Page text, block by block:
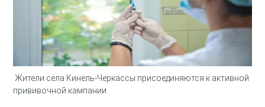
Жители села Кинель-Черкассы присоединяются к активной
прививочной кампании